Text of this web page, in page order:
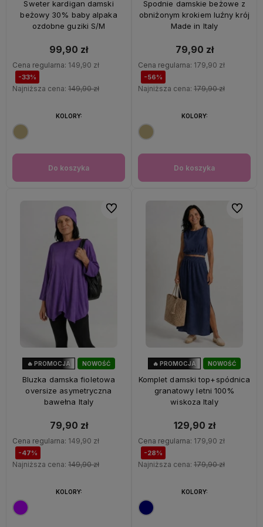
Sweter kardigan damski
beżowy 30% baby alpaka
ozdobne guziki S/M
99,90 zł
Cena regularna: 149,90 zł
-33%
Najniższa cena: 149,90 zł
Do koszyka
KOLORY:
Spodnie damskie beżowe z
obniżonym krokiem luźny krój
Made in Italy
79,90 zł
Cena regularna: 179,90 zł
-56%
Najniższa cena: 179,90 zł
Do koszyka
KOLORY:
NOWOŚĆ
🔥 PROMOCJA
Bluzka damska fioletowa
oversize asymetryczna
bawełna Italy
79,90 zł
Cena regularna: 149,90 zł
-47%
Najniższa cena: 149,90 zł
KOLORY:
Do ulubionych
NOWOŚĆ
🔥 PROMOCJA
Komplet damski top+spódnica
granatowy letni 100%
wiskoza Italy
129,90 zł
Cena regularna: 179,90 zł
-28%
Najniższa cena: 179,90 zł
KOLORY:
Do